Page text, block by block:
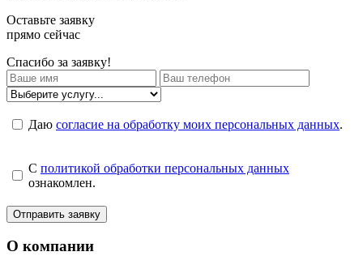
Оставьте заявку
прямо сейчас
Спасибо за заявку!
Даю согласие на обработку моих персональных данных.
C политикой обработки персональных данных
ознакомлен.
Отправить заявку
О компании